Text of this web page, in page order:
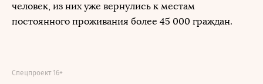
человек, из них уже вернулись к местам
постоянного проживания более 45 000 граждан.
Спецпроект 16+